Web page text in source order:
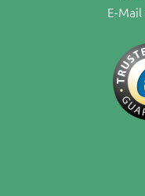
E-Mail